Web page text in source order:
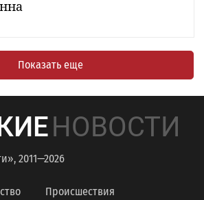
Показать еще
НОВОСТИ
2011—2026
Происшествия